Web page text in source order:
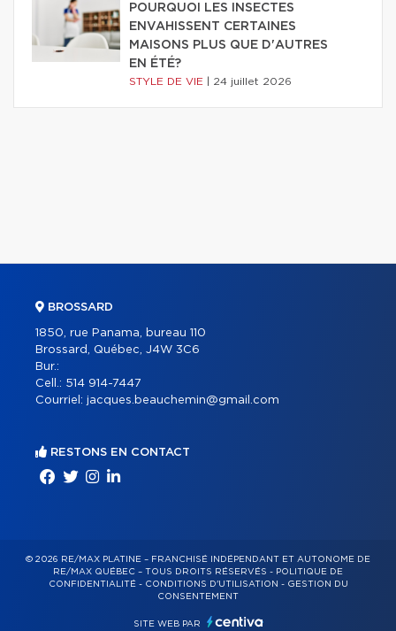
POURQUOI LES INSECTES
ENVAHISSENT CERTAINES
MAISONS PLUS QUE D'AUTRES
EN ÉTÉ?
STYLE DE VIE 24 juillet 2026
BROSSARD
1850, rue Panama, bureau 110
Brossard, Québec, J4W 3C6
Bur.:
Cell.: 514 914-7447
Courriel: jacques.beauchemin@gmail.com
RESTONS EN CONTACT
© 2026 RE/MAX PLATINE – FRANCHISÉ INDÉPENDANT ET AUTONOME DE
RE/MAX QUÉBEC – TOUS DROITS RÉSERVÉS - POLITIQUE DE
CONFIDENTIALITÉ- CONDITIONS D'UTILISATION - GESTION DU
CONSENTEMENT
SITE WEB PAR